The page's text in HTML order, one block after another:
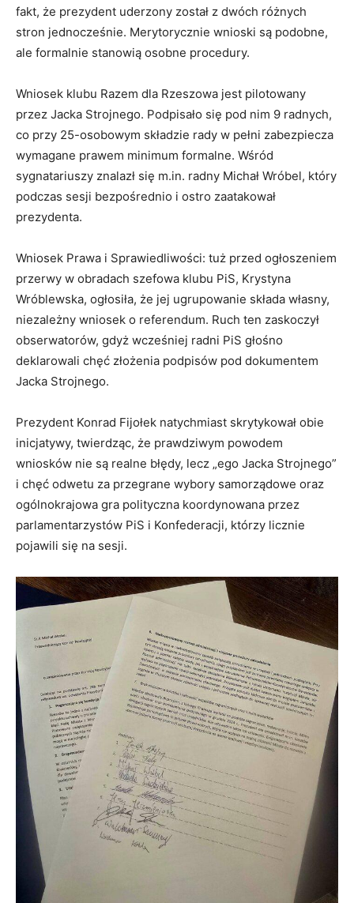
fakt, że prezydent uderzony został z dwóch różnych
stron jednocześnie. Merytorycznie wnioski są podobne,
ale formalnie stanowią osobne procedury.
Wniosek klubu Razem dla Rzeszowa jest pilotowany
przez Jacka Strojnego. Podpisało się pod nim 9 radnych,
co przy 25-osobowym składzie rady w pełni zabezpiecza
wymagane prawem minimum formalne. Wśród
sygnatariuszy znalazł się m.in. radny Michał Wróbel, który
podczas sesji bezpośrednio i ostro zaatakował
prezydenta.
Wniosek Prawa i Sprawiedliwości: tuż przed ogłoszeniem
przerwy w obradach szefowa klubu PiS, Krystyna
Wróblewska, ogłosiła, że jej ugrupowanie składa własny,
niezależny wniosek o referendum. Ruch ten zaskoczył
obserwatorów, gdyż wcześniej radni PiS głośno
deklarowali chęć złożenia podpisów pod dokumentem
Jacka Strojnego.
Prezydent Konrad Fijołek natychmiast skrytykował obie
inicjatywy, twierdząc, że prawdziwym powodem
wniosków nie są realne błędy, lecz „ego Jacka Strojnego”
i chęć odwetu za przegrane wybory samorządowe oraz
ogólnokrajowa gra polityczna koordynowana przez
parlamentarzystów PiS i Konfederacji, którzy licznie
pojawili się na sesji.